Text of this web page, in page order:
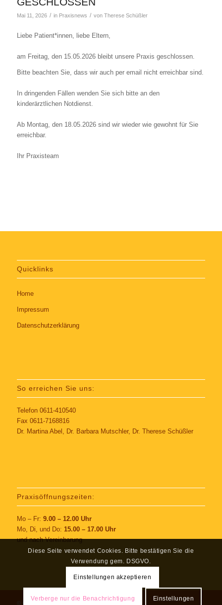
Mai 11, 2026 / in Praxisnews / von Therese Schüßler
Liebe Patient*innen, liebe Eltern,
am Freitag, den 15.05.2026 bleibt unsere Praxis geschlossen.
Bitte beachten Sie, dass wir auch per email nicht erreichbar sind.
In dringenden Fällen wenden Sie sich bitte an den
kinderärztlichen Notdienst.
Ab Montag, den 18.05.2026 sind wir wieder wie gewohnt für Sie
erreichbar.
Ihr Praxisteam
Quicklinks
Home
Impressum
Datenschutzerklärung
So erreichen Sie uns:
Telefon 0611-410540
Fax 0611-7168816
Dr. Martina Abel, Dr. Barbara Mutschler, Dr. Therese Schüßler
Praxisöffnungszeiten:
Mo – Fr: 9.00 – 12.00 Uhr
Mo, Di, und Do: 15.00 – 17.00 Uhr
und nach Vereinbarung
© Copyright - www.kinderarztpraxis-dotzheim.de
Diese Seite verwendet Cookies. Bitte bestätigen Sie die
Verwendung gem. DSGVO.
Einstellungen akzeptieren
Verberge nur die Benachrichtigung Einstellungen